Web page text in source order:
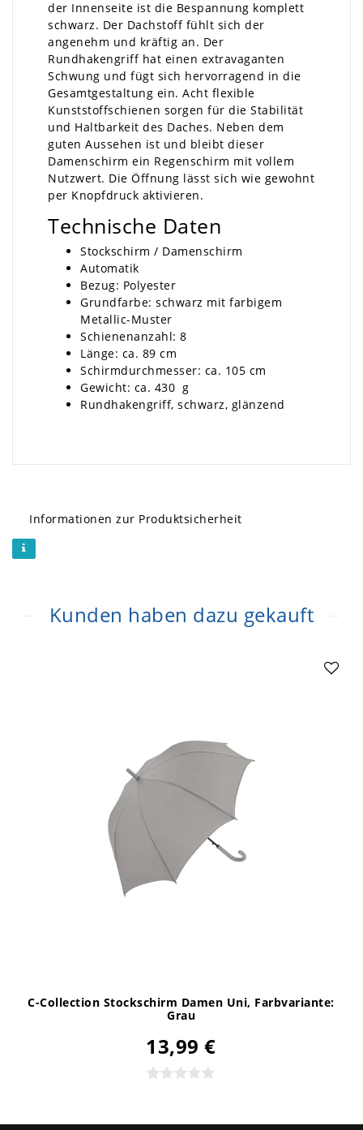
der Innenseite ist die Bespannung komplett
schwarz. Der Dachstoff fühlt sich der
angenehm und kräftig an. Der
Rundhakengriff hat einen extravaganten
Schwung und fügt sich hervorragend in die
Gesamtgestaltung ein. Acht flexible
Kunststoffschienen sorgen für die Stabilität
und Haltbarkeit des Daches. Neben dem
guten Aussehen ist und bleibt dieser
Damenschirm ein Regenschirm mit vollem
Nutzwert. Die Öffnung lässt sich wie gewohnt
per Knopfdruck aktivieren.
Technische Daten
Stockschirm / Damenschirm
Automatik
Bezug: Polyester
Grundfarbe: schwarz mit farbigem
Metallic-Muster
Schienenanzahl: 8
Länge: ca. 89 cm
Schirmdurchmesser: ca. 105 cm
Gewicht: ca. 430 g
Rundhakengriff, schwarz, glänzend
Informationen zur Produktsicherheit
Kunden haben dazu gekauft
C-Collection Stockschirm Damen Uni, Farbvariante:
Grau
13,99 €